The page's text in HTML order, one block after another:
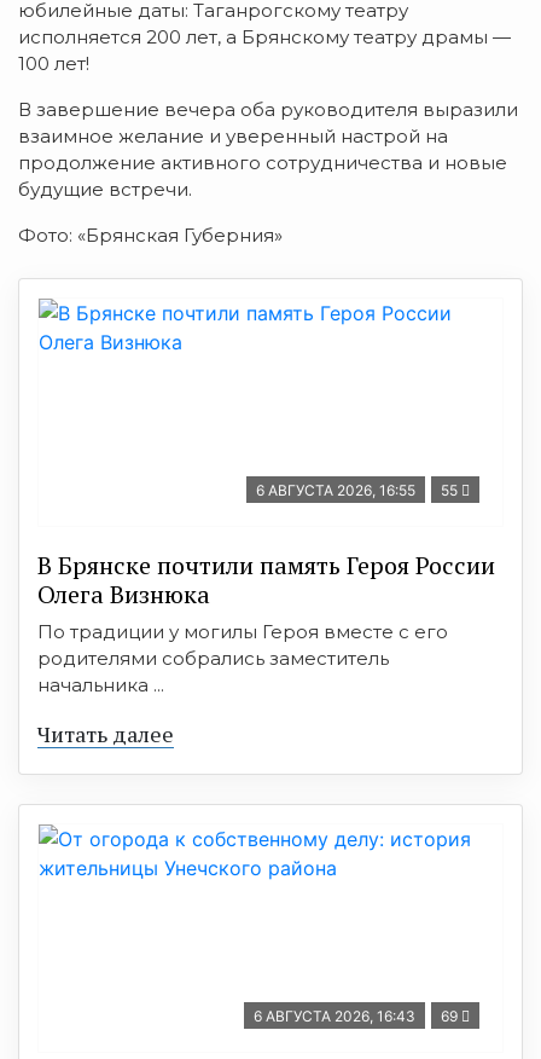
юбилейные даты: Таганрогскому театру
исполняется 200 лет, а Брянскому театру драмы —
100 лет!
В завершение вечера оба руководителя выразили
взаимное желание и уверенный настрой на
продолжение активного сотрудничества и новые
будущие встречи.
Фото: «Брянская Губерния»
6 АВГУСТА 2026, 16:55 55
В Брянске почтили память Героя России
Олега Визнюка
По традиции у могилы Героя вместе с его
родителями собрались заместитель
начальника ...
Читать далее
6 АВГУСТА 2026, 16:43 69